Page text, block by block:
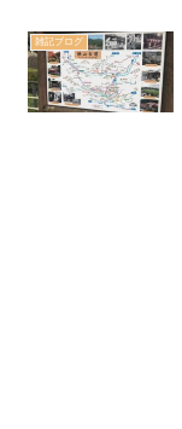
雑記ブログ